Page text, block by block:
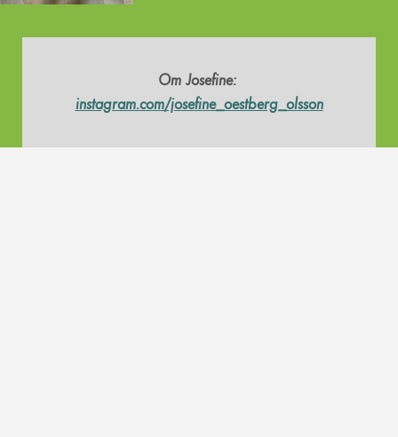
Om Josefine:
instagram.com/josefine_oestberg_olsson